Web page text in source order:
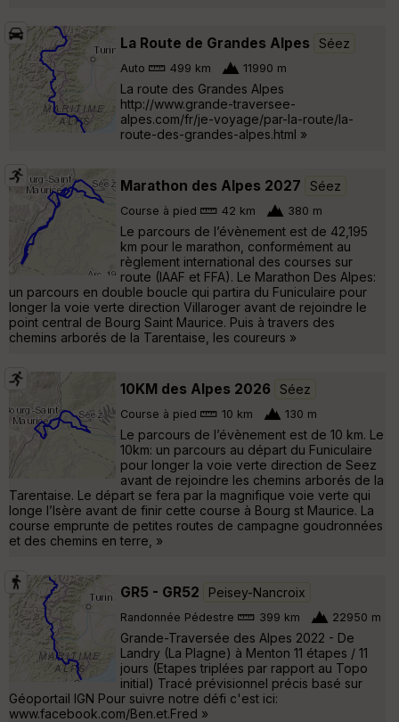
La Route de Grandes Alpes Séez
Auto 499 km 11990 m
La route des Grandes Alpes
http://www.grande-traversee-
alpes.com/fr/je-voyage/par-la-route/la-
route-des-grandes-alpes.html »
Marathon des Alpes 2027 Séez
Course à pied 42 km 380 m
Le parcours de l’évènement est de 42,195
km pour le marathon, conformément au
règlement international des courses sur
route (IAAF et FFA). Le Marathon Des Alpes:
un parcours en double boucle qui partira du Funiculaire pour
longer la voie verte direction Villaroger avant de rejoindre le
point central de Bourg Saint Maurice. Puis à travers des
chemins arborés de la Tarentaise, les coureurs »
10KM des Alpes 2026 Séez
Course à pied 10 km 130 m
Le parcours de l’évènement est de 10 km. Le
10km: un parcours au départ du Funiculaire
pour longer la voie verte direction de Seez
avant de rejoindre les chemins arborés de la
Tarentaise. Le départ se fera par la magnifique voie verte qui
longe l’Isère avant de finir cette course à Bourg st Maurice. La
course emprunte de petites routes de campagne goudronnées
et des chemins en terre, »
GR5 - GR52 Peisey-Nancroix
Randonnée Pédestre 399 km 22950 m
Grande-Traversée des Alpes 2022 - De
Landry (La Plagne) à Menton 11 étapes / 11
jours (Etapes triplées par rapport au Topo
initial) Tracé prévisionnel précis basé sur
Géoportail IGN Pour suivre notre défi c'est ici:
www.facebook.com/Ben.et.Fred »